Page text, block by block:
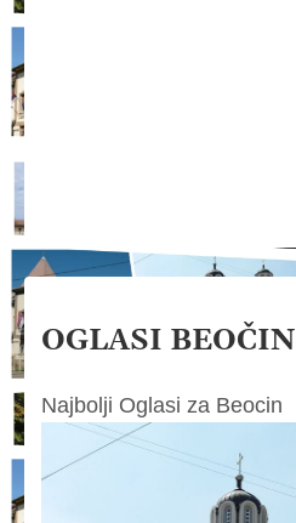
OGLASI BEOČIN
Najbolji Oglasi za Beocin